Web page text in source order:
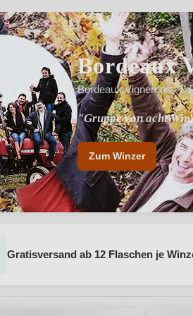
Bordeaux
Bordeaux Vignerons · 8
"Gruppe von acht
"Lange Tradition für
Zum Winzer
Gratisversand ab 12 Flaschen je